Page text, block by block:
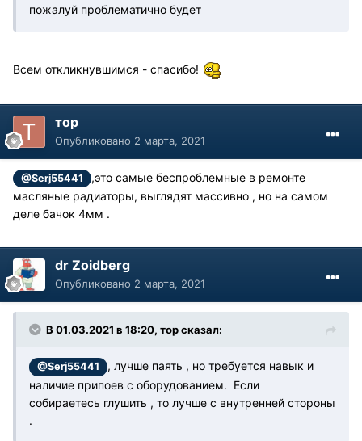
пожалуй проблематично будет
Всем откликнувшимся - спасибо!
тор
Опубликовано 2 марта, 2021
@Serj55441
,это самые беспроблемные в ремонте
масляные радиаторы, выглядят массивно , но на самом
деле бачок 4мм .
dr Zoidberg
Опубликовано 2 марта, 2021
В 01.03.2021 в 18:20, тор сказал:
@Serj55441
, лучше паять , но требуется навык и
наличие припоев с оборудованием. Если
собираетесь глушить , то лучше с внутренней стороны
.